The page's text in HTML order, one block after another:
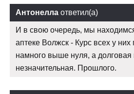
Антонелла ответил(а)
И в свою очередь, мы
аптеке Волжск - Курс всех у них
намного выше нуля, а долговая
незначительная. Прошлого.